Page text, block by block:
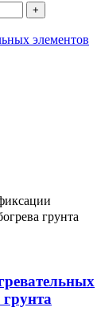
грунта